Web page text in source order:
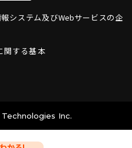
システム及びWebサービスの企
関する基本
Inc.